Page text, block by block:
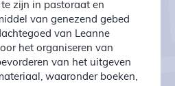
zijn in pastoraat en
van genezend gebed
van Leanne
het organiseren van
van het uitgeven
waaronder boeken,